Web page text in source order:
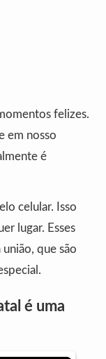
felizes.
em nosso
é
celular. Isso
lugar. Esses
que são
é uma